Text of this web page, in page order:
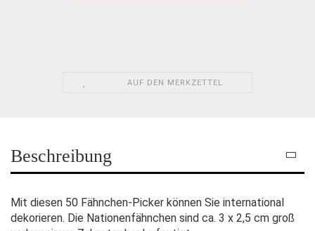
AUF DEN MERKZETTEL
Beschreibung
Mit diesen 50 Fähnchen-Picker können Sie international
dekorieren. Die Nationenfähnchen sind ca. 3 x 2,5 cm groß